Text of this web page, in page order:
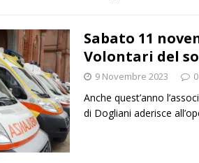
Sabato 11
Volontari del
9 Novembre 2023 0
Anche quest’anno
di Dogliani aderisce